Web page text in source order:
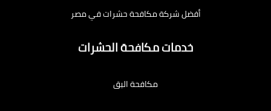
أفضل شركة مكافحة حشرات في مصر
خدمات مكافحة الحشرات
مكافحة البق